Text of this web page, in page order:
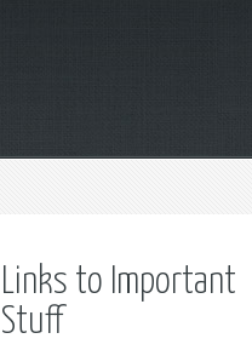
Links to Important
Stuff